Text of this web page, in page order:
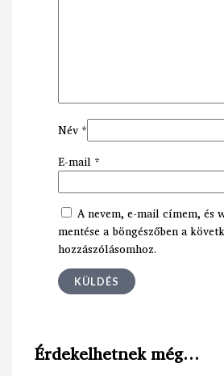
Név *
E-mail *
A nevem, e-mail címem, és
mentése a böngészőben a
hozzászólásomhoz.
Érdekelhetnek még…